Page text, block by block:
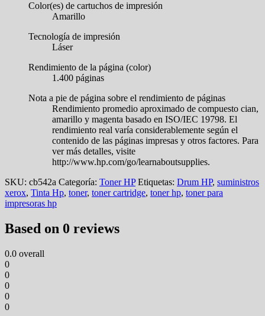
Color(es) de cartuchos de impresión
Amarillo
Tecnología de impresión
Láser
Rendimiento de la página (color)
1.400 páginas
Nota a pie de página sobre el rendimiento de páginas
Rendimiento promedio aproximado de compuesto cian,
amarillo y magenta basado en ISO/IEC 19798. El
rendimiento real varía considerablemente según el
contenido de las páginas impresas y otros factores. Para
ver más detalles, visite
http://www.hp.com/go/learnaboutsupplies.
SKU: cb542a Categoría: Toner HP Etiquetas: Drum HP, suministros
xerox, Tinta Hp, toner, toner cartridge, toner hp, toner para
impresoras hp
Based on 0 reviews
0.0 overall
0
0
0
0
0